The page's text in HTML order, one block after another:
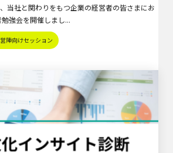
当社と関わりをもつ企業の経営者の皆さまにお
強会を開催しまし...
陣向けセッション